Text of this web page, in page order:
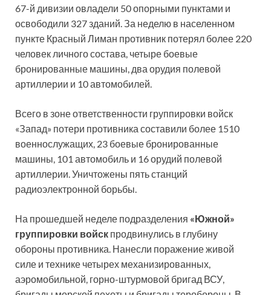
67-й дивизии овладели 50 опорными пунктами и
освободили 327 зданий. За неделю в населенном
пункте Красный Лиман противник потерял более 220
человек личного состава, четыре боевые
бронированные машины, два орудия полевой
артиллерии и 10 автомобилей.
Всего в зоне ответственности группировки войск
«Запад» потери противника составили более 1510
военнослужащих, 23 боевые бронированные
машины, 101 автомобиль и 16 орудий полевой
артиллерии. Уничтожены пять станций
радиоэлектронной борьбы.
На прошедшей неделе подразделения «Южной»
группировки войск продвинулись в глубину
обороны противника. Нанесли поражение живой
силе и технике четырех механизированных,
аэромобильной, горно-штурмовой бригад ВСУ,